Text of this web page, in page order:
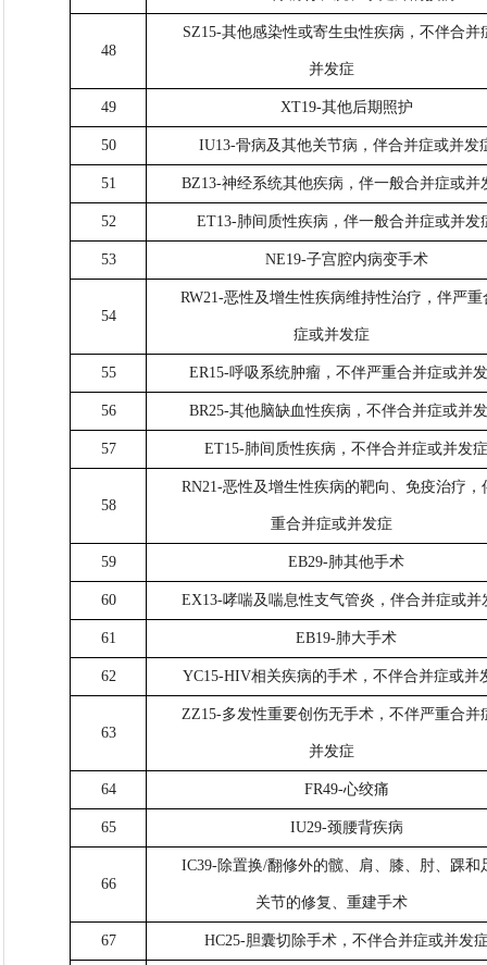
48
SZ15-其他感染性或寄生虫性疾病，不伴合并
并发症
49 XT19-其他后期照护
50 IU13-骨病及其他关节病，伴合并症或并发
51 BZ13-神经系统其他疾病，伴一般合并症或并
52 ET13-肺间质性疾病，伴一般合并症或并发
53 NE19-子宫腔内病变手术
54
RW21-恶性及增生性疾病维持性治疗，伴严重
症或并发症
55 ER15-呼吸系统肿瘤，不伴严重合并症或并
56 BR25-其他脑缺血性疾病，不伴合并症或并
57 ET15-肺间质性疾病，不伴合并症或并发
58
RN21-恶性及增生性疾病的靶向、免疫治疗，
重合并症或并发症
59 EB29-肺其他手术
60 EX13-哮喘及喘息性支气管炎，伴合并症或并
61 EB19-肺大手术
62 YC15-HIV相关疾病的手术，不伴合并症或并
63
ZZ15-多发性重要创伤无手术，不伴严重合并
并发症
64 FR49-心绞痛
65 IU29-颈腰背疾病
66
IC39-除置换/翻修外的髋、肩、膝、肘、踝和
关节的修复、重建手术
67 HC25-胆囊切除手术，不伴合并症或并发